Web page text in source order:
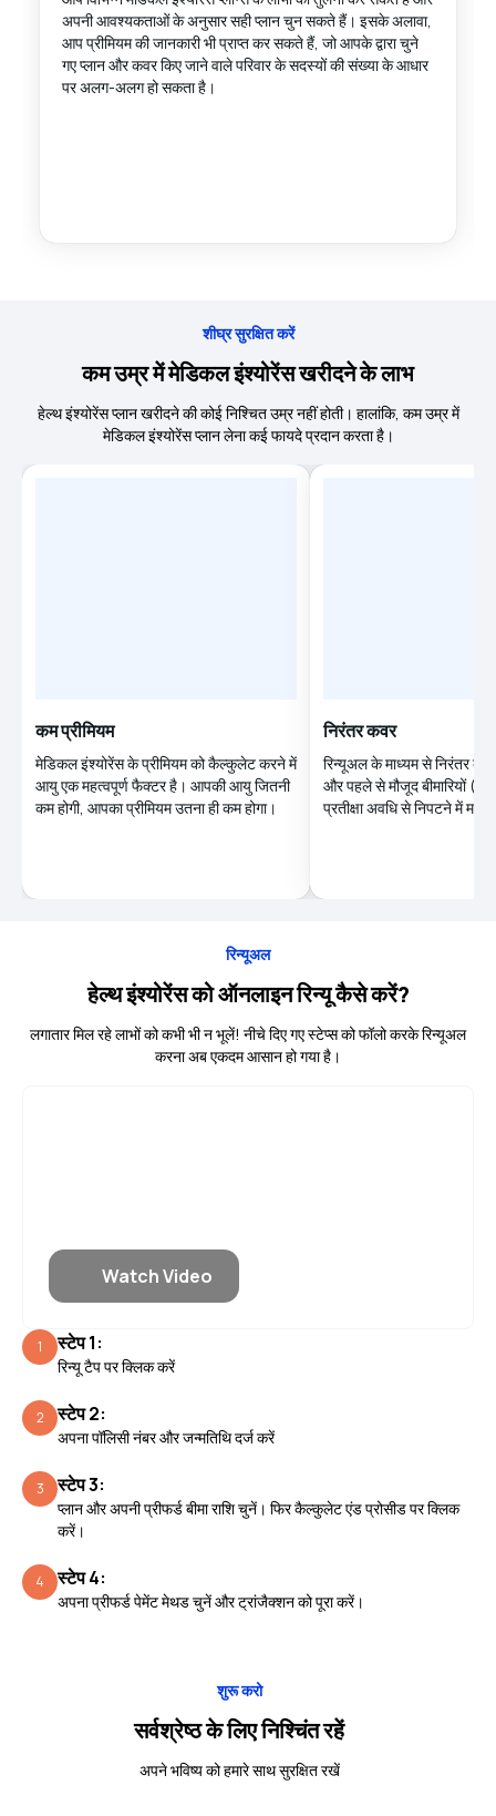
अपनी आवश्यकताओं के अनुसार सही प्लान चुन सकते हैं। इसके अलावा,
आप प्रीमियम की जानकारी भी प्राप्त कर सकते हैं, जो आपके द्वारा चुने
गए प्लान और कवर किए जाने वाले परिवार के सदस्यों की संख्या के आधार
पर अलग-अलग हो सकता है।
शीघ्र सुरक्षित करें
कम उम्र में मेडिकल इंश्योरेंस खरीदने के लाभ
हेल्थ इंश्योरेंस प्लान खरीदने की कोई निश्चित उम्र नहीं होती। हालांकि, कम उम्र में
मेडिकल इंश्योरेंस प्लान लेना कई फायदे प्रदान करता है।
कम प्रीमियम
मेडिकल इंश्योरेंस के प्रीमियम को कैल्कुलेट करने में
आयु एक महत्वपूर्ण फैक्टर है। आपकी आयु जितनी
कम होगी, आपका प्रीमियम उतना ही कम होगा।
निरंतर कवर
रिन्यूअल के माध्यम से निरंतर
और पहले से मौजूद बीमारियों
प्रतीक्षा अवधि से निपटने में
रिन्यूअल
हेल्थ इंश्योरेंस को ऑनलाइन रिन्यू कैसे करें?
लगातार मिल रहे लाभों को कभी भी न भूलें! नीचे दिए गए स्टेप्स को फॉलो करके रिन्यूअल
करना अब एकदम आसान हो गया है।
Watch Video
1 स्टेप 1:
रिन्यू टैप पर क्लिक करें
2 स्टेप 2:
अपना पॉलिसी नंबर और जन्मतिथि दर्ज करें
3 स्टेप 3:
प्लान और अपनी प्रीफर्ड बीमा राशि चुनें। फिर कैल्कुलेट एंड प्रोसीड पर क्लिक
करें।
4 स्टेप 4:
अपना प्रीफर्ड पेमेंट मेथड चुनें और ट्रांजैक्शन को पूरा करें।
शुरू करो
सर्वश्रेष्ठ के लिए निश्चिंत रहें
अपने भविष्य को हमारे साथ सुरक्षित रखें